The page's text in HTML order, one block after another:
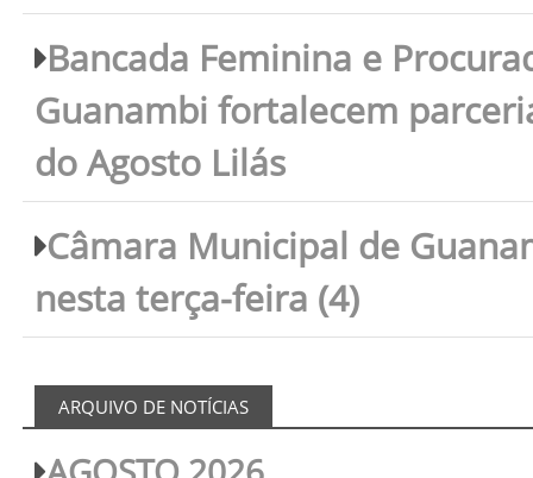
Bancada Feminina e
Guanambi fortalecem
do Agosto Lilás
Câmara Municipal de
nesta terça-feira (4)
ARQUIVO DE NOTÍCIAS